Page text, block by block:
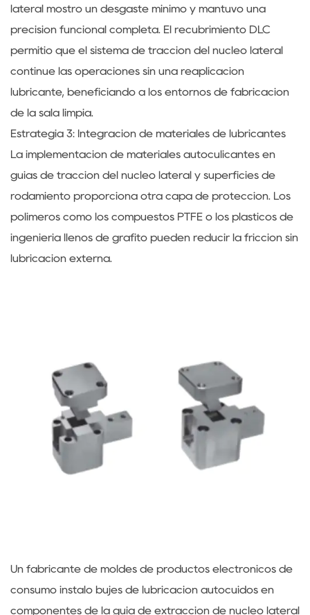
lateral mostró un desgaste mínimo y mantuvo una
precisión funcional completa. El recubrimiento DLC
permitió que el sistema de tracción del núcleo lateral
continúe las operaciones sin una reaplicación
lubricante, beneficiando a los entornos de fabricación
de la sala limpia.
Estrategia 3: Integración de materiales de lubricantes
La implementación de materiales autoculicantes en
guías de tracción del núcleo lateral y superficies de
rodamiento proporciona otra capa de protección. Los
polímeros como los compuestos PTFE o los plásticos de
ingeniería llenos de grafito pueden reducir la fricción sin
lubricación externa.
Un fabricante de moldes de productos electrónicos de
consumo instaló bujes de lubricación autocuidos en
componentes de la guía de extracción de núcleo lateral